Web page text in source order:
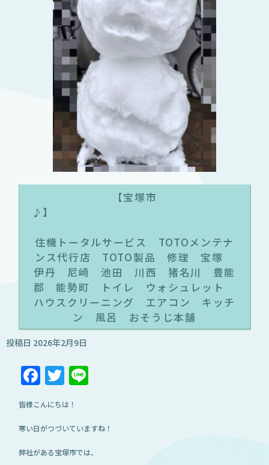
【宝塚市
♪
住機トータルサービス TOTOメンテナ
ンス代行店 TOTO製品 修理 宝塚
伊丹 尼崎 池田 川西 猪名川 豊能
郡 能勢町 トイレ ウォシュレット
ハウスクリーニング エアコン キッチ
ン 風呂 おそうじ本舗
投稿日 2026年2月9日
Facebook
Twitter
皆様こんにちは！
寒い日がつづいていますね！
弊社がある宝塚市では、